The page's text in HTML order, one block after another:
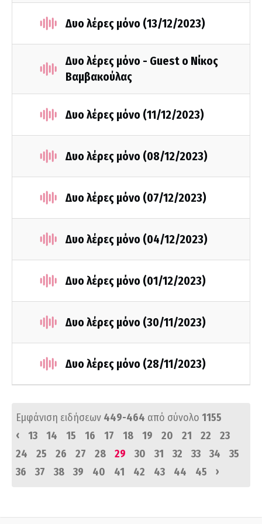
Δυο λέρες μόνο (13/12/2023)
Δυο λέρες μόνο - Guest ο Νίκος
Βαμβακούλας
Δυο λέρες μόνο (11/12/2023)
Δυο λέρες μόνο (08/12/2023)
Δυο λέρες μόνο (07/12/2023)
Δυο λέρες μόνο (04/12/2023)
Δυο λέρες μόνο (01/12/2023)
Δυο λέρες μόνο (30/11/2023)
Δυο λέρες μόνο (28/11/2023)
Εμφάνιση ειδήσεων 449-464 από σύνολο 1155
‹
13 14 15 16 17 18 19 20 21 22
23
24
25 26 27 28 29 30 31 32 33 34
35
36
37 38 39 40 41 42 43 44 45 ›